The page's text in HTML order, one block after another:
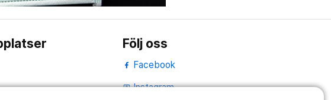
Följ oss
Facebook
portraitInstagram